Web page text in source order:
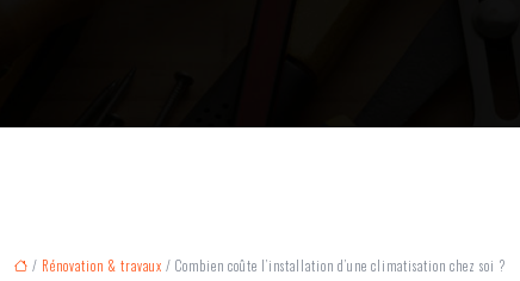
/ Rénovation & travaux / Combien coûte l’installation d’une climatisation chez soi ?